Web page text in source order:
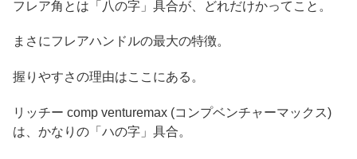
フレア角とは「八の字」具合が、どれだけかってこと。
まさにフレアハンドルの最大の特徴。
握りやすさの理由はここにある。
リッチー comp venturemax (コンプベンチャーマックス)
は、かなりの「ハの字」具合。